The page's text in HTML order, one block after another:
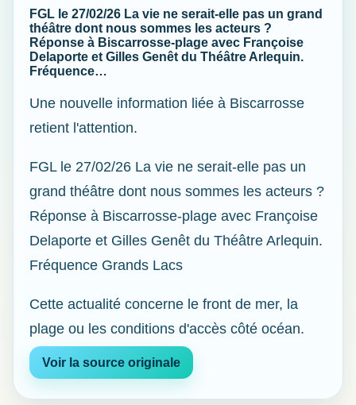
FGL le 27/02/26 La vie ne serait-elle pas un grand
théâtre dont nous sommes les acteurs ?
Réponse à Biscarrosse-plage avec Françoise
Delaporte et Gilles Genêt du Théâtre Arlequin.
Fréquence…
Une nouvelle information liée à Biscarrosse
retient l'attention.
FGL le 27/02/26 La vie ne serait-elle pas un
grand théâtre dont nous sommes les acteurs ?
Réponse à Biscarrosse-plage avec Françoise
Delaporte et Gilles Genêt du Théâtre Arlequin.
Fréquence Grands Lacs
Cette actualité concerne le front de mer, la
plage ou les conditions d'accès côté océan.
Voir la source originale